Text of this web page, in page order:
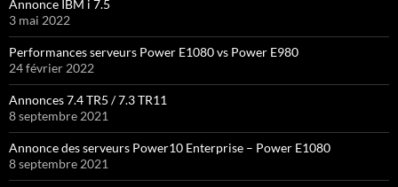
Annonce IBM i 7.5
3 mai 2022
Performances serveurs Power E1080 vs Power E980
24 février 2022
Annonces 7.4 TR5 / 7.3 TR11
8 septembre 2021
Annonce des serveurs Power10 Enterprise – Power E1080
8 septembre 2021